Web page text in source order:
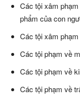
Các tội xâm
phẩm của con
Các tội xâm
Các tội phạm về
Các tội phạm về
Các tội phạm về